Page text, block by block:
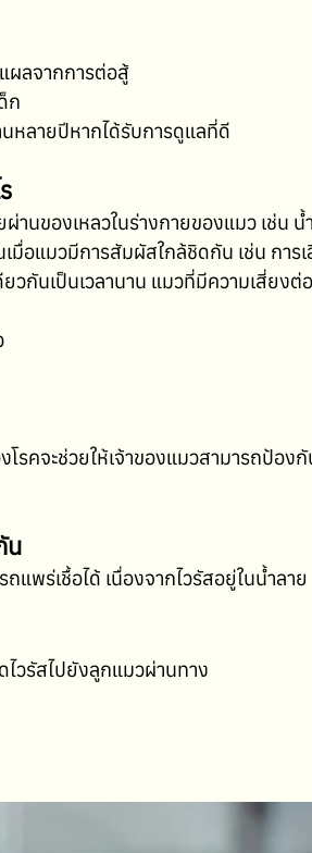
ผลจากการต่อสู้
ก
หลายปีหากได้รับการดูแลที่ดี
ผ่านของเหลวในร่างกายของแมว เช่น
อแมวมีการสัมผัสใกล้ชิดกัน เช่น การ
วกันเป็นเวลานาน แมวที่มีความเสี่ยงต่
โรคจะช่วยให้เจ้าของแมวสามารถป้อ
น
แพร่เชื้อได้ เนื่องจากไวรัสอยู่ในน้ำลาย
วรัสไปยังลูกแมวผ่านทาง